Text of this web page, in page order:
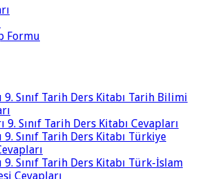
Formu
9. Sınıf Tarih Ders Kitabı Tarih Bilimi
9. Sınıf Tarih Ders Kitabı Cevapları
9. Sınıf Tarih Ders Kitabı Türkiye
9. Sınıf Tarih Ders Kitabı Türk-İslam
Cevapları